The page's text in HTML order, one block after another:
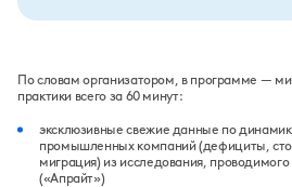
По словам организатором, в программе —
практики всего за 60 минут:
эксклюзивные свежие данные по
промышленных компаний (дефициты,
миграция) из исследования,
(«Апрайт»)